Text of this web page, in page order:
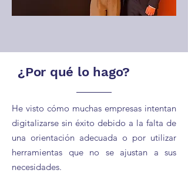
¿Por qué lo hago?
He visto cómo muchas empresas intentan
digitalizarse sin éxito debido a la falta de
una orientación adecuada o por utilizar
herramientas que no se ajustan a sus
necesidades.